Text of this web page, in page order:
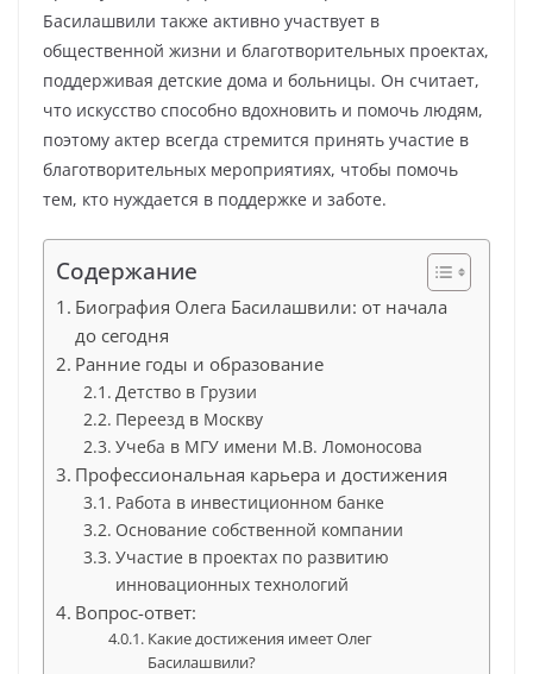
Басилашвили также активно участвует в
общественной жизни и благотворительных проектах,
поддерживая детские дома и больницы. Он считает,
что искусство способно вдохновить и помочь людям,
поэтому актер всегда стремится принять участие в
благотворительных мероприятиях, чтобы помочь
тем, кто нуждается в поддержке и заботе.
Содержание
Биография Олега Басилашвили: от начала
до сегодня
Ранние годы и образование
Детство в Грузии
Переезд в Москву
Учеба в МГУ имени М.В. Ломоносова
Профессиональная карьера и достижения
Работа в инвестиционном банке
Основание собственной компании
Участие в проектах по развитию
инновационных технологий
Вопрос-ответ:
Какие достижения имеет Олег
Басилашвили?